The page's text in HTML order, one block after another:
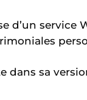
d’un
dans sa